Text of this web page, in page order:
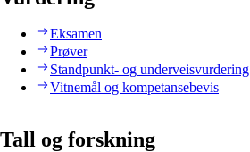
Eksamen
Prøver
Standpunkt- og underveisvurdering
Vitnemål og kompetansebevis
Tall og forskning